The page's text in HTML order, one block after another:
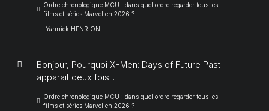
Ordre chronologique MCU : dans quel ordre regarder tous les
films et séries Marvel en 2026 ?
Yannick HENRION
Bonjour, Pourquoi X-Men: Days of Future Past
apparait deux fois...
Ordre chronologique MCU : dans quel ordre regarder tous les
films et séries Marvel en 2026 ?